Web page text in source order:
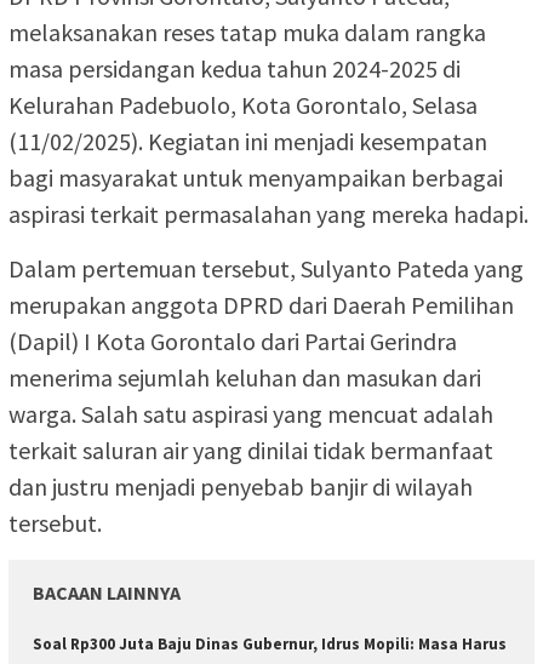
melaksanakan reses tatap muka dalam rangka
masa persidangan kedua tahun 2024-2025 di
Kelurahan Padebuolo, Kota Gorontalo, Selasa
(11/02/2025). Kegiatan ini menjadi kesempatan
bagi masyarakat untuk menyampaikan berbagai
aspirasi terkait permasalahan yang mereka hadapi.
Dalam pertemuan tersebut, Sulyanto Pateda yang
merupakan anggota DPRD dari Daerah Pemilihan
(Dapil) I Kota Gorontalo dari Partai Gerindra
menerima sejumlah keluhan dan masukan dari
warga. Salah satu aspirasi yang mencuat adalah
terkait saluran air yang dinilai tidak bermanfaat
dan justru menjadi penyebab banjir di wilayah
tersebut.
BACAAN LAINNYA
Soal Rp300 Juta Baju Dinas Gubernur, Idrus Mopili: Masa Harus